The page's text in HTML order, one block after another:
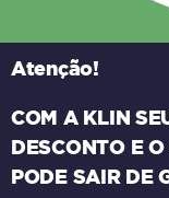
Atenção!
COM A KLIN
DESCONTO E
PODE SAIR DE